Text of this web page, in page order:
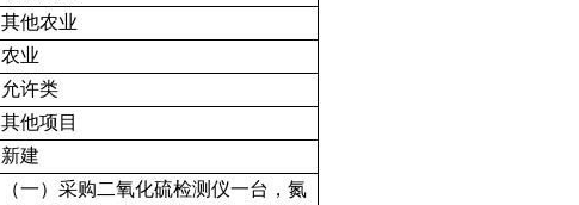
其他农业
农业
允许类
其他项目
新建
（一）采购二氧化硫检测仪一台，氮